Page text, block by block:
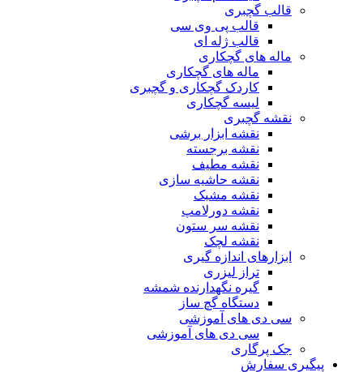
قالب گچبری
قالب پی وی سی
قالب ژله ای
ماله های گچکاری
ماله های گچکاری
کاردک گچکاری و گچبری
لیسه گچکاری
نقشه گچبری
نقشه ابزار برشی
نقشه برجسته
نقشه مطیف
نقشه حاشیه سازی
نقشه مشبک
نقشه دورلامپ
نقشه سر ستون
نقشه لچک
ابزارهای اندازه گیری
تراز لیزری
گیره نگهدارنده شمشه
دستگاه گچ ساز
سی دی های آموزشی
سی دی های آموزشی
جک پرگاری
پیگیری سفارش